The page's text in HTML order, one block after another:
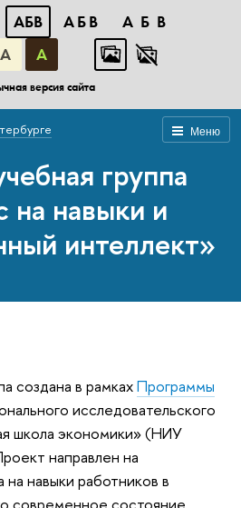
АБВ АБВ
АБВ
А А
версия сайта
Меню
группа
на навыки и
интеллект»
создана в рамкахПрограммы
исследовательского
школа экономики» (НИУ
направлен на
навыки работников в
современное состояние